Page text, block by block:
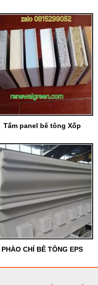
Tấm panel bê tông Xốp
PHÀO CHỈ BÊ TÔNG EPS